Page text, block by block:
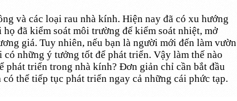
và các loại rau nhà kính. Hiện nay đã có xu hướng
đã kiểm soát môi trường để kiểm soát nhiệt, mở
giá. Tuy nhiên, nếu bạn là người mới đến làm vườn
những ý tưởng tốt để phát triển. Vậy làm thế nào
phát triển trong nhà kính? Đơn giản chỉ cần bắt đầu
thể tiếp tục phát triển ngay cả những cái phức tạp.